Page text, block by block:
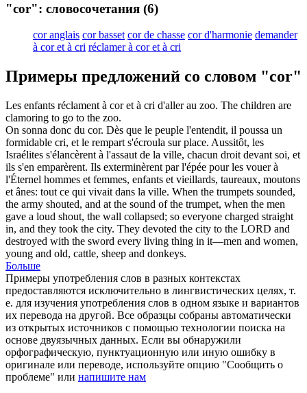
"cor": словосочетания (6)
cor anglais cor basset cor de chasse cor d'harmonie demander
à cor et à cri réclamer à cor et à cri
Примеры предложений со словом "cor"
Les enfants réclament à coret à cri d'aller au zoo. The children are
clamoring to go to the zoo.
On sonna donc du cor. Dès que le peuple l'entendit, il poussa un
formidable cri, et le rempart s'écroula sur place. Aussitôt, les
Israélites s'élancèrent à l'assaut de la ville, chacun droit devant soi, et
ils s'en emparèrent. Ils exterminèrent par l'épée pour les vouer à
l'Éternel hommes et femmes, enfants et vieillards, taureaux, moutons
et ânes: tout ce qui vivait dans la ville. When the trumpets sounded,
the army shouted, and at the sound of the trumpet, when the men
gave a loud shout, the wall collapsed; so everyone charged straight
in, and they took the city. They devoted the city to the LORD and
destroyed with the sword every living thing in it—men and women,
young and old, cattle, sheep and donkeys.
Больше
Примеры употребления слов в разных контекстах
предоставляются исключительно в лингвистических целях, т.
е. для изучения употребления слов в одном языке и вариантов
их перевода на другой. Все образцы собраны автоматически
из открытых источников с помощью технологии поиска на
основе двуязычных данных. Если вы обнаружили
орфографическую, пунктуационную или иную ошибку в
оригинале или переводе, используйте опцию "Сообщить о
проблеме" или напишите нам